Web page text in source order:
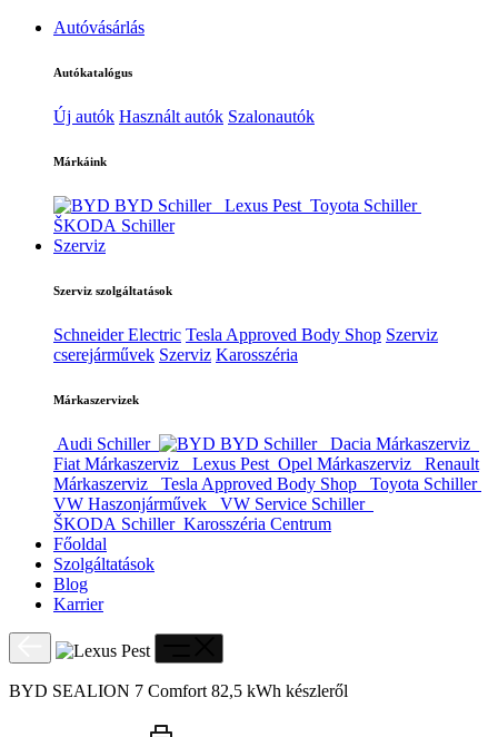
Autóvásárlás
Autókatalógus
Új autók Használt autók Szalonautók
Márkáink
BYD Schiller Lexus Pest Toyota Schiller
ŠKODA Schiller
Szerviz
Szerviz szolgáltatások
Schneider Electric Tesla Approved Body Shop Szerviz
cserejárművek Szerviz Karosszéria
Márkaszervizek
Audi Schiller BYD Schiller
Dacia Márkaszerviz
Fiat Márkaszerviz
Lexus Pest Opel Márkaszerviz
Renault
Márkaszerviz
Tesla Approved Body Shop
Toyota Schiller
VW Haszonjárművek
VW Service Schiller
ŠKODA Schiller Karosszéria Centrum
Főoldal
Szolgáltatások
Blog
Karrier
BYD SEALION 7 Comfort 82,5 kWh készleről